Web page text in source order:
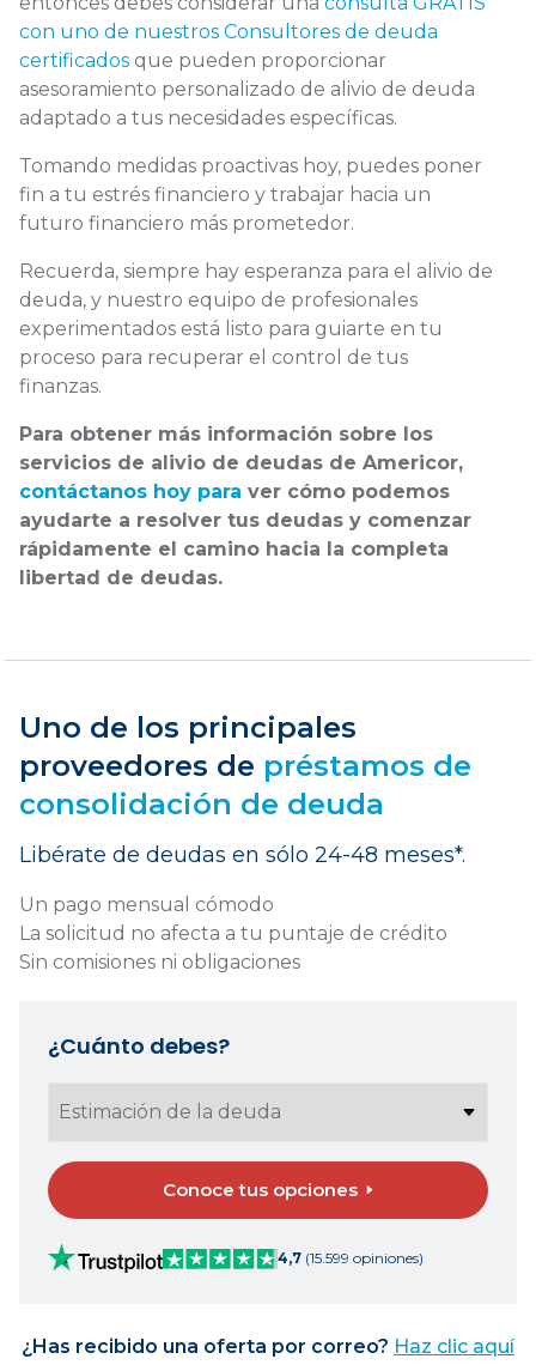
con uno de nuestros Consultores de deuda
certificados que pueden proporcionar
asesoramiento personalizado de alivio de deuda
adaptado a tus necesidades específicas.
Tomando medidas proactivas hoy, puedes poner
fin a tu estrés financiero y trabajar hacia un
futuro financiero más prometedor.
Recuerda, siempre hay esperanza para el alivio de
deuda, y nuestro equipo de profesionales
experimentados está listo para guiarte en tu
proceso para recuperar el control de tus
finanzas.
Para obtener más información sobre los
servicios de alivio de deudas de Americor,
contáctanos hoy para ver cómo podemos
ayudarte a resolver tus deudas y comenzar
rápidamente el camino hacia la completa
libertad de deudas.
Uno de los principales
proveedores de préstamos de
consolidación de deuda
Libérate de deudas en sólo 24-48 meses*.
Un pago mensual cómodo
La solicitud no afecta a tu puntaje de crédito
Sin comisiones ni obligaciones
¿Cuánto debes?
Conoce tus opciones
4,7 (15.599 opiniones)
¿Has recibido una oferta por correo? Haz clic aquí